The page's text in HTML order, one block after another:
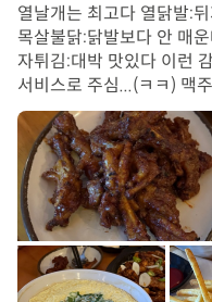
열날개는 최고다 열닭발:
목살불닭:닭발보다 안 매
자튀김:대박 맛있다 이런
서비스로 주심...(ㅋㅋ) 맥